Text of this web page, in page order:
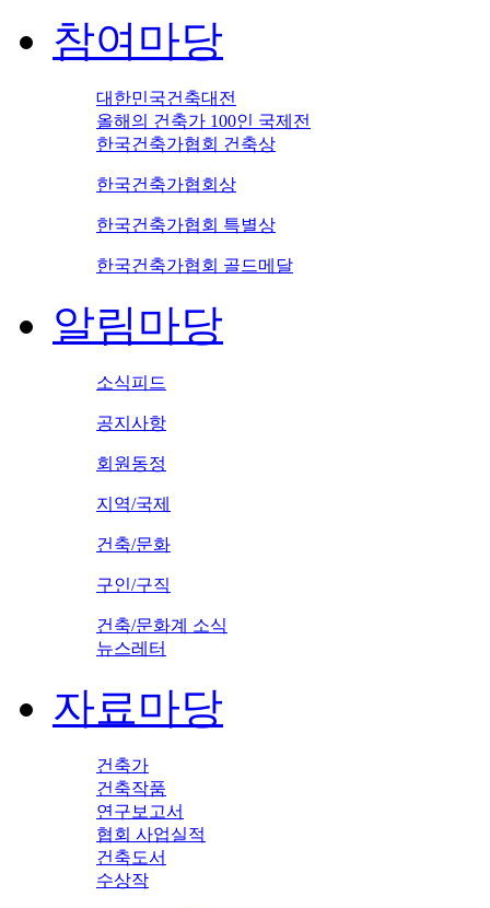
참여마당
대한민국건축대전
올해의 건축가 100인 국제전
한국건축가협회 건축상
한국건축가협회상
한국건축가협회 특별상
한국건축가협회 골드메달
알림마당
소식피드
공지사항
회원동정
지역/국제
건축/문화
구인/구직
건축/문화계 소식
뉴스레터
자료마당
건축가
건축작품
연구보고서
협회 사업실적
건축도서
수상작